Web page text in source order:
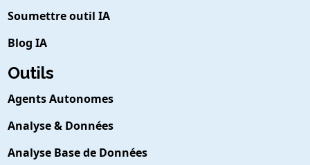
Soumettre outil IA
Blog IA
Outils
Agents Autonomes
Analyse & Données
Analyse Base de Données